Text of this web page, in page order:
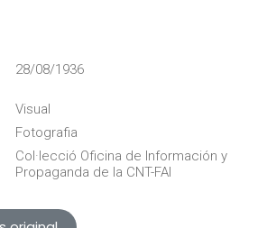
28/08/1936
Visual
Fotografia
Col·lecció Oficina de Información y
Propaganda de la CNT-FAI